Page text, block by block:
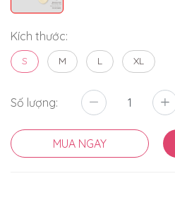
Kích thước:
S M L XL
Số lượng:
MUA NGAY